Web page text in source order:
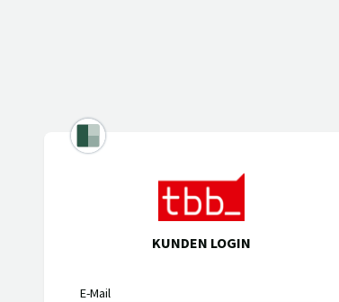
KUNDEN LOGIN
E-Mail